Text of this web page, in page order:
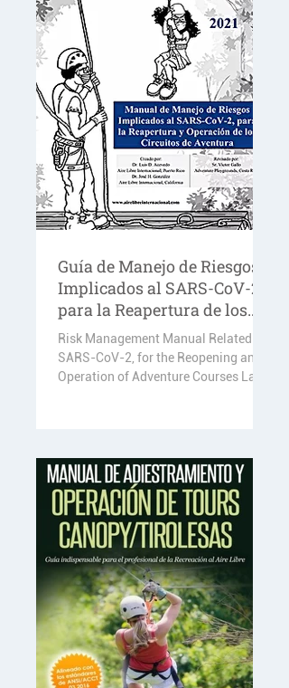
Guía de Manejo de Riesgos
Implicados al SARS-CoV-2
para la Reapertura de los
Circuitos de Aventura
Risk Management Manual Related to
SARS-CoV-2, for the Reopening and
Operation of Adventure Courses La